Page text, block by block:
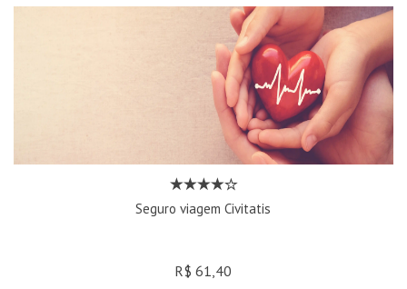
Seguro viagem Civitatis
R$ 61,40